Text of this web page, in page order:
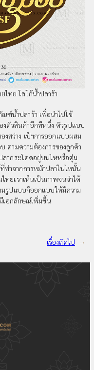
ไทย โลโก้น้ำปลาร้า
ฑ์น้ำปลาร้า เพื่อนำไปใช้
ตัวสินค้าอีกทีหนึ่ง ตัวรูปแบบ
งสว่าง เป็ฯการออกแบบผสม
ตามความต้องการของลูกค้า
ลากระโดดอยู่บนไหหรือตุ่ม
ำจากการหมักปลาในไหนั้น
ทยเราเห็นเป็นภาพจนจำได้
มรูปแบบก็ออกแบบให้มีความ
มีเอกลักษณ์เพิ่มขึ้น
เรื่องถัดไป →